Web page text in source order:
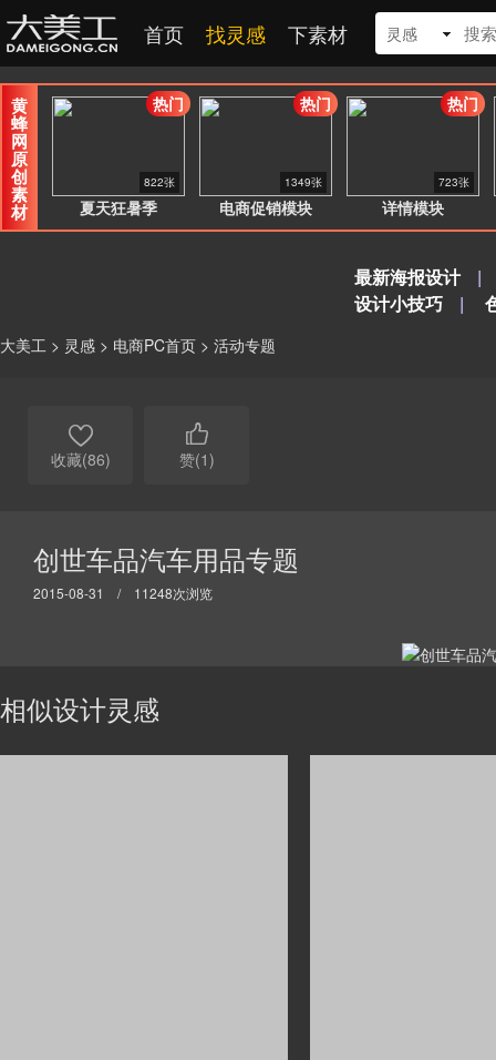
首页 找灵感 下素材 灵感
黄
蜂
网
原
创
素
材 夏天狂暑季
822张
热门
电商促销模块
1349张
热门
详情模块
723张
热门
最新海报设计
|
设计小技巧
|
大美工 > 灵感 > 电商PC首页 > 活动专题

收藏(86)

赞(1)
创世车品汽车用品专题
2015-08-31 / 11248次浏览
相似设计灵感